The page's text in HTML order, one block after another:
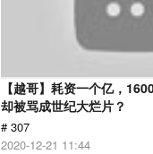
【越哥】耗资一个亿，
却被骂成世纪大烂片？
# 307
2020-12-21 11:44